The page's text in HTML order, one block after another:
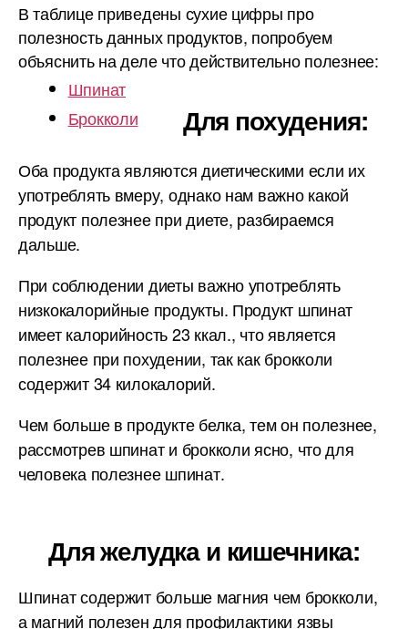
В таблице приведены сухие цифры про
полезность данных продуктов, попробуем
объяснить на деле что действительно полезнее:
Шпинат
Брокколи
Для похудения:
Оба продукта являются диетическими если их
употреблять вмеру, однако нам важно какой
продукт полезнее при диете, разбираемся
дальше.
При соблюдении диеты важно употреблять
низкокалорийные продукты. Продукт шпинат
имеет калорийность 23 ккал., что является
полезнее при похудении, так как брокколи
содержит 34 килокалорий.
Чем больше в продукте белка, тем он полезнее,
рассмотрев шпинат и брокколи ясно, что для
человека полезнее шпинат.
Для желудка и кишечника:
Шпинат содержит больше магния чем брокколи,
а магний полезен для профилактики язвы